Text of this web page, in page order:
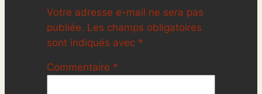
Votre adresse e-mail ne sera pas
publiée. Les champs obligatoires
sont indiqués avec *
Commentaire *